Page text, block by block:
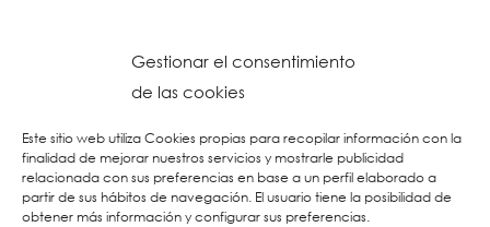
Gestionar el consentimiento
de las cookies
Este sitio web utiliza Cookies propias para recopilar información con la
finalidad de mejorar nuestros servicios y mostrarle publicidad
relacionada con sus preferencias en base a un perfil elaborado a
partir de sus hábitos de navegación. El usuario tiene la posibilidad de
obtener más información y configurar sus preferencias.